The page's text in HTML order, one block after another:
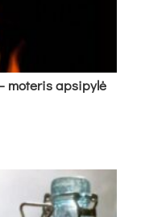
mo­te­ris ap­si­py­lė